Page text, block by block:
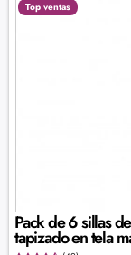
Top ventas
Pack de 6 sillas
tapizado en tela